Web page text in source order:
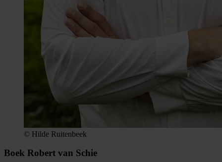
© Hilde Ruitenbeek
Boek Robert van Schie